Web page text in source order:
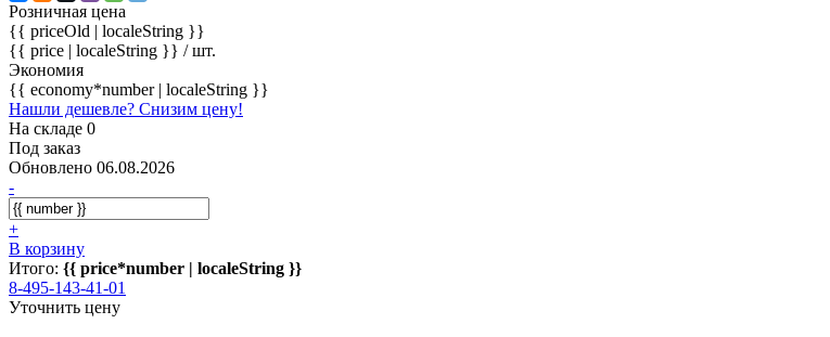
Розничная цена
{{ priceOld | localeString }}
{{ price | localeString }} / шт.
Экономия
{{ economy*number | localeString }}
Нашли дешевле? Снизим цену!
На складе 0
Под заказ
Обновлено 06.08.2026
-
+
В корзину
Итого: {{ price*number | localeString }}
8-495-143-41-01
Уточнить цену